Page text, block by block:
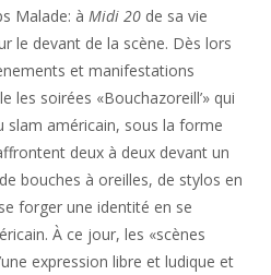
Malade: àMidi 20 de sa vie
le devant de la scène. Dès lors
et manifestations
les soirées «Bouchazoreill’» qui
slam américain, sous la forme
deux à deux devant un
bouches à oreilles, de stylos en
forger une identité en se
À ce jour, les «scènes
expression libre et ludique et